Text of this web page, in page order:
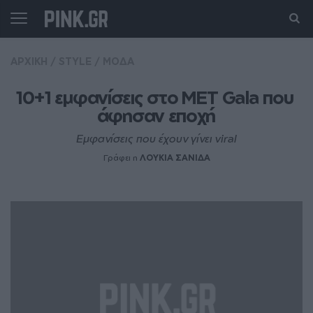
10+1 εμφανίσεις στο MET Gala που
άφησαν εποχή
Εμφανίσεις που έχουν γίνει viral
Γράφει η ΛΟΥΚΙΑ ΣΑΝΙΔΑ